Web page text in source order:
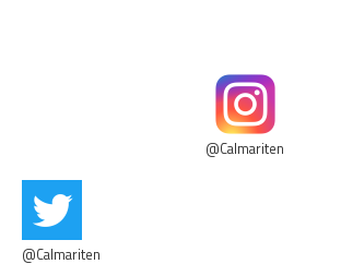
@Calmariten
@Calmariten